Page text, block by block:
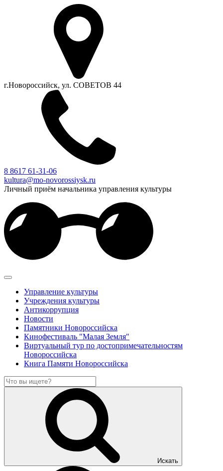
г.Новороссийск, ул. СОВЕТОВ 44
8 8617 61-31-06
kultura@mo-novorossiysk.ru
Личный приём начальника управления культуры
Управление культуры
Учреждения культуры
Антикоррупция
Новости
Памятники Новороссийска
Кинофестиваль "Малая Земля"
Виртуальный тур по достопримечательностям
Новороссийска
Книга Памяти Новороссийска
Искать